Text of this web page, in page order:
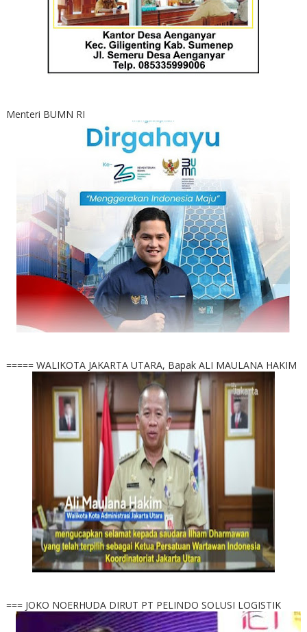
Menteri BUMN RI
===== WALIKOTA JAKARTA UTARA, Bapak ALI MAULANA HAKIM
=== JOKO NOERHUDA DIRUT PT PELINDO SOLUSI LOGISTIK